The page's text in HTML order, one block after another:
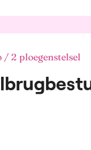
/ 2 ploegenstelsel